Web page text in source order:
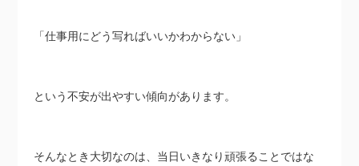
「仕事用にどう写ればいいかわからない」
という不安が出やすい傾向があります。
そんなとき大切なのは、当日いきなり頑張ることではな